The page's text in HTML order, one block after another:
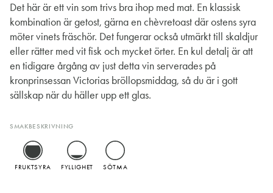
Det här är ett vin som trivs bra ihop med mat. En klassisk
kombination är getost, gärna en chèvretoast där ostens syra
möter vinets fräschör. Det fungerar också utmärkt till skaldjur
eller rätter med vit fisk och mycket örter. En kul detalj är att
en tidigare årgång av just detta vin serverades på
kronprinsessan Victorias bröllopsmiddag, så du är i gott
sällskap när du häller upp ett glas.
SMAKBESKRIVNING
FRUKTSYRA FYLLIGHET SÖTMA